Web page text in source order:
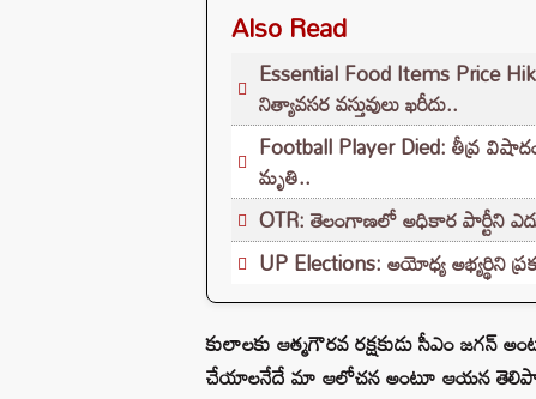
Also Read
Essential Food Items Price
నిత్యావసర వస్తువులు ఖరీదు..
Football Player Died: తీవ్ర
మృతి..
OTR: తెలంగాణలో అధికార పార్టీని
UP Elections: అయోధ్య అభ్యర్థిని
కులాలకు ఆత్మగౌరవ రక్షకుడు సీఎం జగన్
చేయాలనేదే మా ఆలోచన అంటూ ఆయన